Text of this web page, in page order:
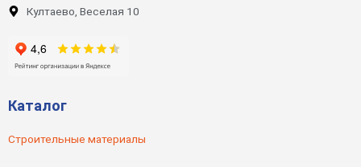
Култаево, Веселая 10
Каталог
Строительные материалы